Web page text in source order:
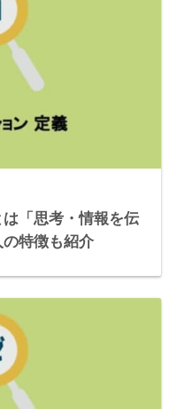
「思考・情報を伝
特徴も紹介